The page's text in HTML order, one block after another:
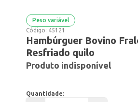
Peso variável
Código: 45121
Hambúrguer Bovino
Resfriado quilo
Produto indisponível
Quantidade: